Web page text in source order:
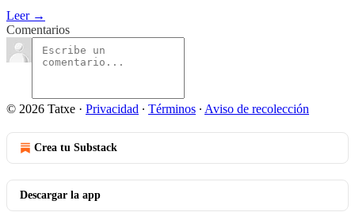
Leer →
Comentarios
© 2026 Tatxe · Privacidad ∙ Términos ∙ Aviso de recolección
Crea tu Substack
Descargar la app